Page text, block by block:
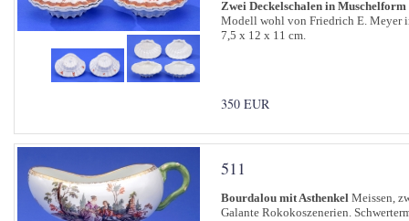
Zwei Deckelschalen in
Modell wohl von Friedrich E. Meyer
7,5 x 12 x 11 cm.
350 EUR
511
Bourdalou mit Asthenkel Meissen,
Galante Rokokoszenerien.